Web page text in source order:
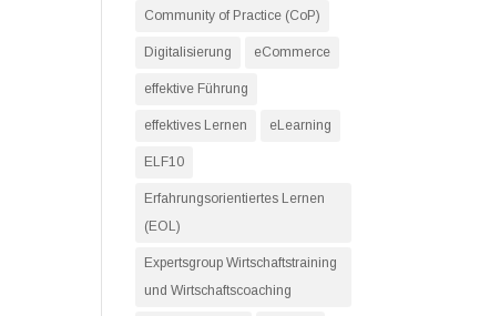
Community of Practice (CoP)
Digitalisierung eCommerce
effektive Führung
effektives Lernen eLearning
ELF10
Erfahrungsorientiertes Lernen
(EOL)
Expertsgroup Wirtschaftstraining
und Wirtschaftscoaching